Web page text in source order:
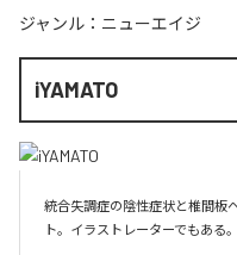
ジャンル： ニューエイジ
iYAMATO
統合失調症の陰性症状と椎間板
ト。イラストレーターでもある。